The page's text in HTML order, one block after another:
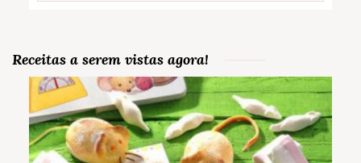
Receitas a serem vistas agora!